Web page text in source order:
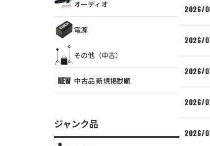
2026/
2026/
2026/
2026/
2026/
オーディオ
電源
その他（中古）
中古品 新規掲載順
ジャンク品